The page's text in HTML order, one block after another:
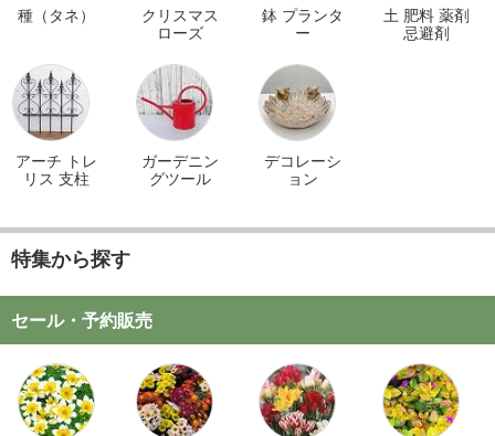
種（タネ）
クリスマス
ローズ
鉢 プランタ
ー
土 肥料 薬剤
忌避剤
アーチ トレ
リス 支柱
ガーデニン
グツール
デコレーシ
ョン
特集から探す
セール・予約販売